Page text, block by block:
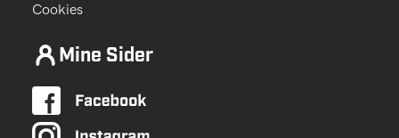
Cookies
Mine Sider